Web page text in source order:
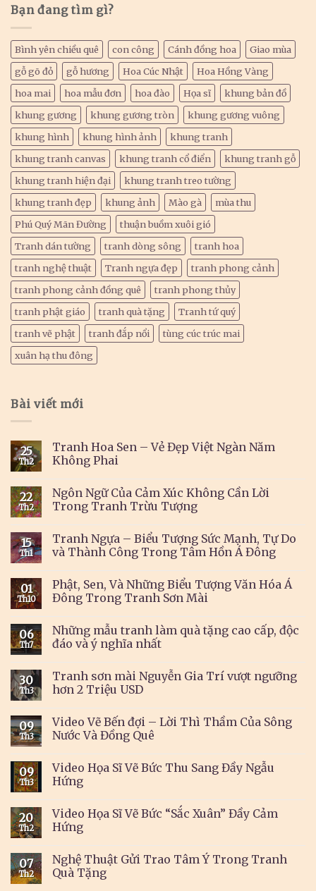
Bạn đang tìm gì?
Bình yên chiều quê con công Cánh đồng hoa
Giao mùa
gỗ gõ đỏ
gỗ hương Hoa Cúc Nhật
Hoa Hồng Vàng
hoa mai
hoa mẫu đơn hoa đào Họa sĩ
khung bản đồ
khung gương
khung gương tròn
khung gương vuông
khung hình
khung hình ảnh
khung tranh
khung tranh canvas
khung tranh cổ điển
khung tranh gỗ
khung tranh hiện đại
khung tranh treo tường
khung tranh đẹp
khung ảnh Mào gà
mùa thu
Phú Quý Mãn Đường
thuận buồm xuôi gió
Tranh dán tường
tranh dòng sông
tranh hoa
tranh nghệ thuật
Tranh ngựa đẹp
tranh phong cảnh
tranh phong cảnh đồng quê
tranh phong thủy
tranh phật giáo
tranh quà tặng
Tranh tứ quý
tranh vẽ phật
tranh đắp nổi
tùng cúc trúc mai
xuân hạ thu đông
Bài viết mới
25
Th2
Tranh Hoa Sen – Vẻ Đẹp Việt Ngàn Năm
Không Phai
22
Th2
Ngôn Ngữ Của Cảm Xúc Không Cần Lời
Trong Tranh Trừu Tượng
15
Th1
Tranh Ngựa – Biểu Tượng Sức Mạnh, Tự Do
và Thành Công Trong Tâm Hồn Á Đông
01
Th10
Phật, Sen, Và Những Biểu Tượng Văn Hóa Á
Đông Trong Tranh Sơn Mài
06
Th7
Những mẫu tranh làm quà tặng cao cấp, độc
đáo và ý nghĩa nhất
30
Th3
Tranh sơn mài Nguyễn Gia Trí vượt ngưỡng
hơn 2 Triệu USD
09
Th3
Video Vẽ Bến đợi – Lời Thì Thầm Của Sông
Nước Và Đồng Quê
09
Th3
Video Họa Sĩ Vẽ Bức Thu Sang Đầy Ngẫu
Hứng
20
Th2
Video Họa Sĩ Vẽ Bức “Sắc Xuân” Đầy Cảm
Hứng
07
Th2
Nghệ Thuật Gửi Trao Tâm Ý Trong Tranh
Quà Tặng